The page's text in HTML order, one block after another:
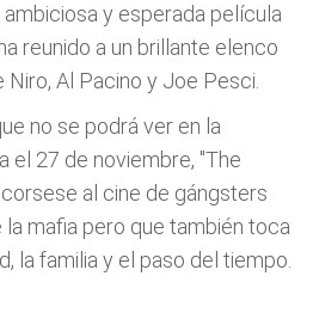
y esperada película
reunido a un brillante elenco
Niro, Al Pacino y Joe Pesci.
no se podrá ver en la
el 27 de noviembre, "The
al cine de gángsters
mafia pero que también toca
la familia y el paso del tiempo.